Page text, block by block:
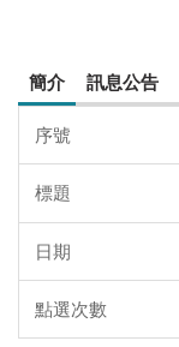
技藝教育
體育專班
美術專班
學生社團
午餐專區
簡介 訊息公告